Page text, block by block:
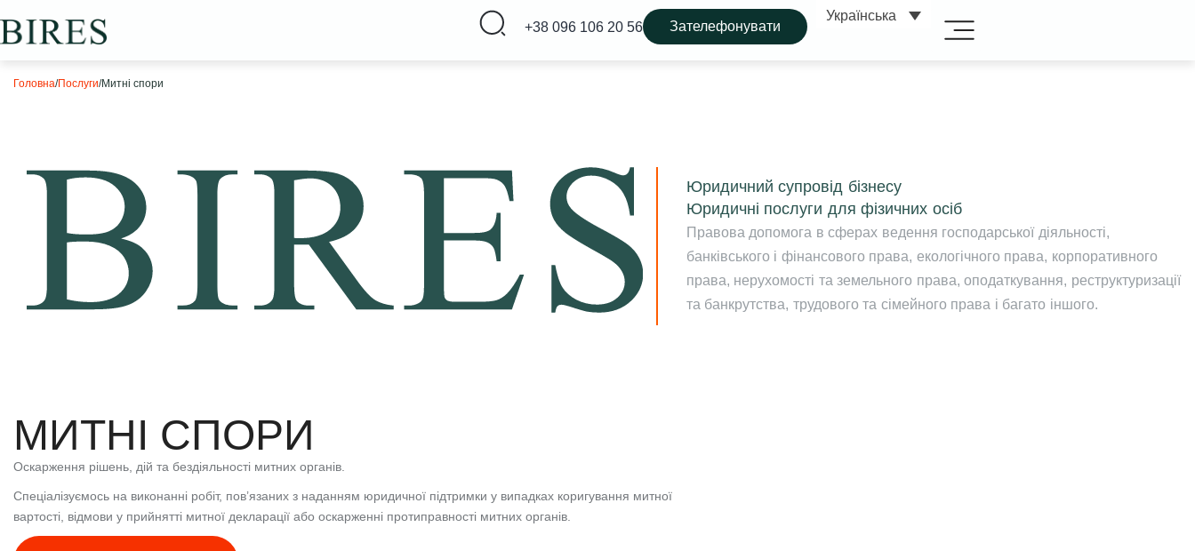
+38 096 106 20 56 Зателефонувати
Українська
Головна/Послуги/Митні спори
Юридичний супровід бізнесу
Юридичні послуги для фізичних осіб
Правова допомога в сферах ведення господарської діяльності,
банківського і фінансового права, екологічного права, корпоративного
права, нерухомості та земельного права, оподаткування, реструктуризації
та банкрутства, трудового та сімейного права і багато іншого.
МИТНІ СПОРИ
Оскарження рішень, дій та бездіяльності митних органів.
Спеціалізуємось на виконанні робіт, пов’язаних з наданням юридичної підтримки у випадках коригування митної
вартості, відмови у прийнятті митної декларації або оскарженні протиправності митних органів.